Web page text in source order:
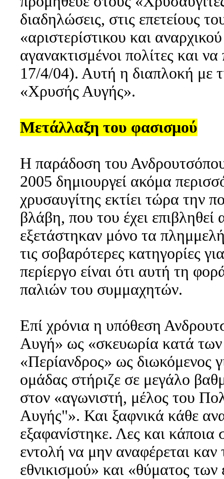
διαδηλώσεις, στις επετείους
«αριστερίστικου και
αγανακτισμένοι πολίτες και
17/4/04). Αυτή η διαπλοκή με
«Χρυσής Αυγής».
Μετάλλαξη του φασισμού
Η παράδοση του
2005 δημιουργεί ακόμα
χρυσαυγίτης εκτίει τώρα την
βλάβη, που του έχει
εξετάστηκαν μόνο τα
τις σοβαρότερες κατηγορίες
περίεργο είναι ότι αυτή τη
παλιών του συμμαχητών.
Επί χρόνια η υπόθεση
Αυγή» ως «σκευωρία κατά των
«Περίανδρος» ως διωκόμενος
ομάδας στήριζε σε μεγάλο
στον «αγωνιστή, μέλος του
Αυγής"». Και ξαφνικά κάθε
εξαφανίστηκε. Λες και
εντολή να μην αναφέρεται
εθνικισμού» και «θύματος